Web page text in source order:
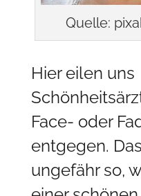
Quelle:
Hier eilen uns
Face- oder
entgegen.
ungefähr so,